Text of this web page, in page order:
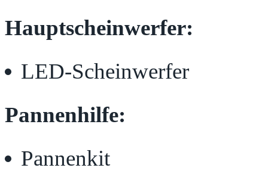
Hauptscheinwerfer:
LED-Scheinwerfer
Pannenhilfe:
Pannenkit